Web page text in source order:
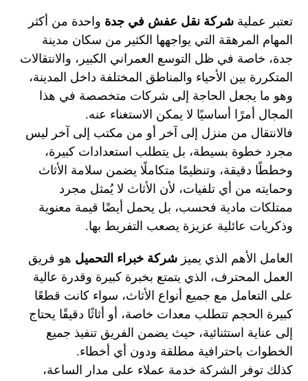
تعتبر عمليةشركة نقل عفش في جدة واحدة من أكثر
المهام المرهقة التي يواجهها الكثير من سكان مدينة
جدة، خاصة في ظل التوسع العمراني الكبير، والانتقالات
المتكررة بين الأحياء والمناطق المختلفة داخل المدينة،
وهو ما يجعل الحاجة إلى شركات متخصصة في هذا
المجال أمرًا أساسيًا لا يمكن الاستغناء عنه.
فالانتقال من منزل إلى آخر أو من مكتب إلى آخر ليس
مجرد خطوة بسيطة، بل يتطلب استعدادات كبيرة،
وخططًا دقيقة، وتنظيمًا متكاملًا يضمن سلامة الأثاث
وحمايته من أي تلفيات، لأن الأثاث لا يُمثل مجرد
ممتلكات مادية فحسب، بل يحمل أيضًا قيمة معنوية
وذكريات عائلية عزيزة يصعب التفريط بها.
العامل الأهم الذي يميزشركة خبراء التحميل هو فريق
العمل المحترف، الذي يتمتع بخبرة كبيرة وقدرة عالية
على التعامل مع جميع أنواع الأثاث، سواء كانت قطعًا
كبيرة الحجم تتطلب معدات خاصة، أو أثاثًا دقيقًا يحتاج
إلى عناية استثنائية، حيث يضمن الفريق تنفيذ جميع
الخطوات باحترافية مطلقة ودون أي أخطاء.
كذلك توفر الشركة خدمة عملاء على مدار الساعة،